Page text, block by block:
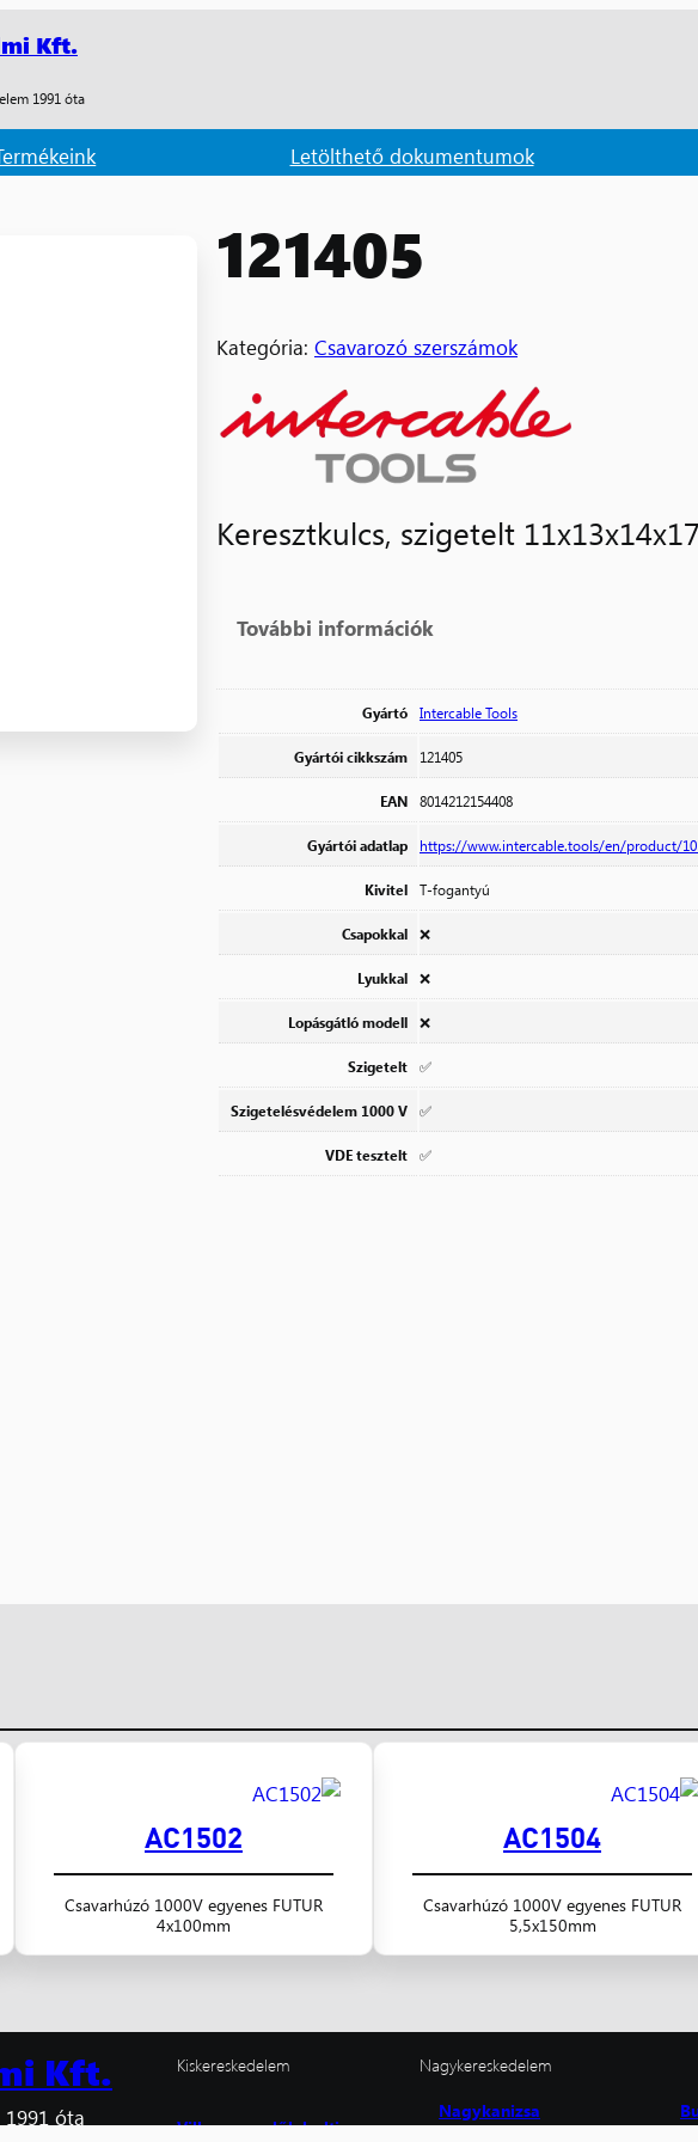
Kft.
1991 óta
Letölthető dokumentumok
121405
Kategória: Csavarozó szerszámok
Keresztkulcs, szigetelt
További információk
Gyártó Intercable Tools
Gyártói cikkszám 121405
EAN 8014212154408
Gyártói adatlap https://www.intercable.tools/en/product/
Kivitel T-fogantyú
Csapokkal ❌
Lyukkal ❌
Lopásgátló modell ❌
Szigetelt ✅
Szigetelésvédelem 1000 V ✅
VDE tesztelt ✅
AC1504
Csavarhúzó 1000V egyenes FUTUR
5,5x150mm
AC1502
Csavarhúzó 1000V egyenes FUTUR
4x100mm
Kft.
óta
Kiskereskedelem
Villanyszerelők boltja
Nagykereskedelem
Nagykanizsa